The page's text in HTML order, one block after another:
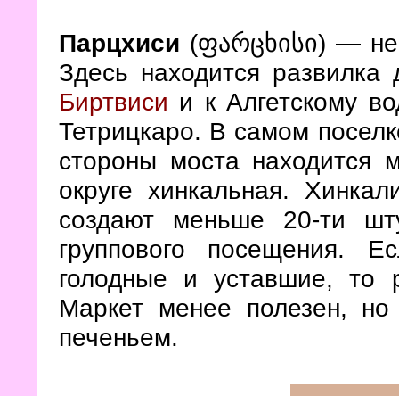
Парцхиси (ფარცხისი) —
Здесь находится
Биртвиси и к Алгетскому
Тетрицкаро. В самом
стороны моста находится
округе хинкальная.
создают меньше 20-ти
группового посещения.
голодные и уставшие, то
Маркет менее полезен,
печеньем.